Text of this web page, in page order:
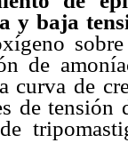
y baja
de
curva de
de tensión